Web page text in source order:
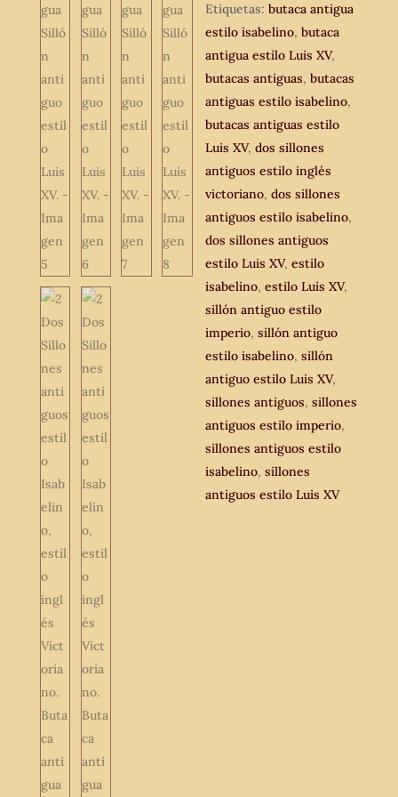
estilo
Luis
XV.
cantidad
Etiquetas:butaca antigua
estilo isabelino,butaca
antigua estilo Luis XV,
butacas antiguas,butacas
antiguas estilo isabelino,
butacas antiguas estilo
Luis XV,dos sillones
antiguos estilo inglés
victoriano,dos sillones
antiguos estilo isabelino,
dos sillones antiguos
estilo Luis XV,estilo
isabelino,estilo Luis XV,
sillón antiguo estilo
imperio,sillón antiguo
estilo isabelino,sillón
antiguo estilo Luis XV,
sillones antiguos,sillones
antiguos estilo imperio,
sillones antiguos estilo
isabelino,sillones
antiguos estilo Luis XV